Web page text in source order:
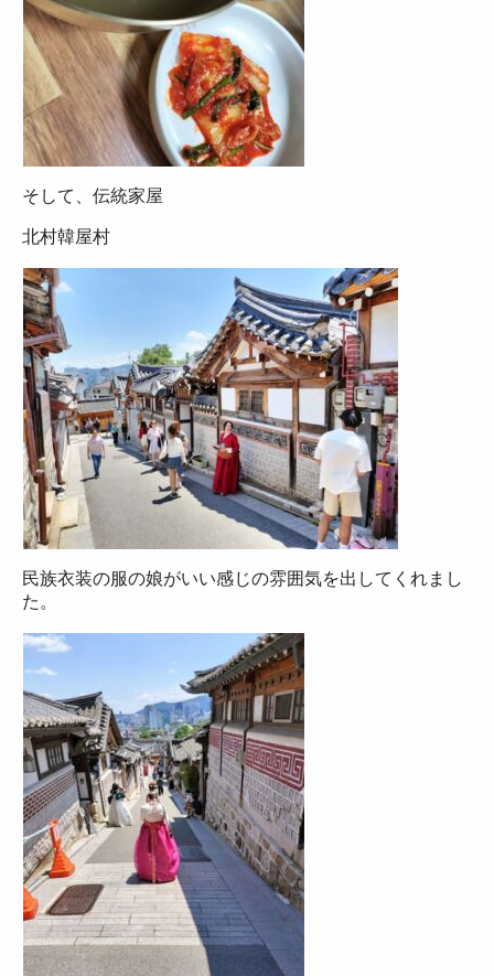
そして、伝統家屋
北村韓屋村
民族衣装の服の娘がいい感じの雰囲気を出してくれまし
た。